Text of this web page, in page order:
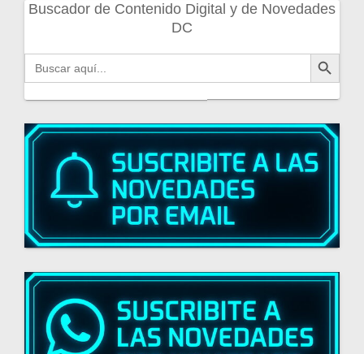
Buscador de Contenido Digital y de Novedades
DC
Buscar: Botón de búsqueda